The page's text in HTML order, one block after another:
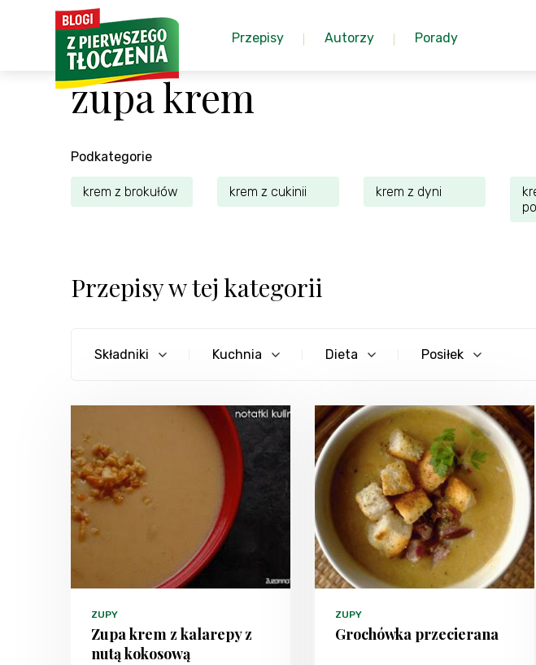
Przepisy Autorzy Porady
zupa krem
Podkategorie
krem z brokułów krem z cukinii krem z dyni
Przepisy w tej kategorii
Składniki Kuchnia Dieta Posiłek
ZUPY
Zupa krem z kalarepy z
nutą kokosową
ZUPY
Grochówka przecierana